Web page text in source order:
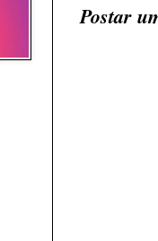
Postar